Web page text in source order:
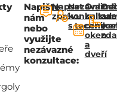
Napište
nám
nebo
využijte
nezávazné
konzultace:
Napsat
zprávu
Nezávazná
konzultace
s
Online
ceny
oken
a
dveří